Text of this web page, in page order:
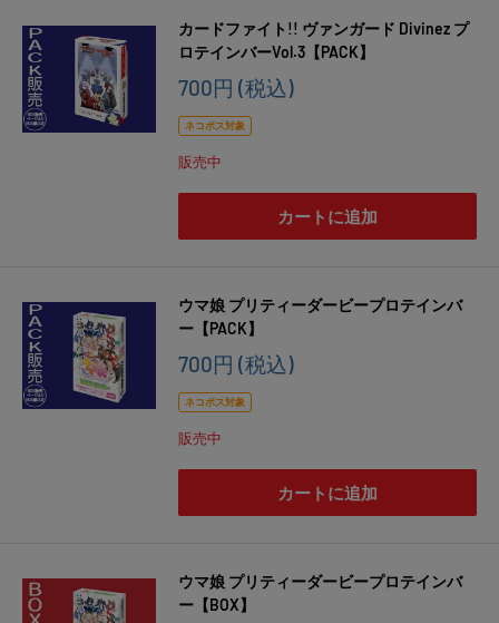
カードファイト!! ヴァンガード Divinez プ
ロテインバーVol.3【PACK】
販
価
格
700円 (税込)
ネコポス対象
販売中
カートに追加
ウマ娘 プリティーダービープロテインバ
ー【PACK】
販
価
格
700円 (税込)
ネコポス対象
販売中
カートに追加
ウマ娘 プリティーダービープロテインバ
ー【BOX】